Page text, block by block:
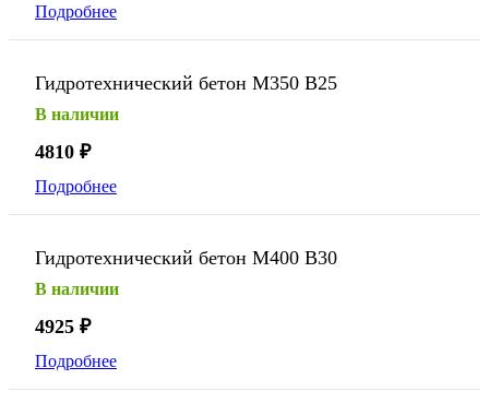
Подробнее
Гидротехнический бетон М350 В25
В наличии
4810 ₽
Подробнее
Гидротехнический бетон М400 В30
В наличии
4925 ₽
Подробнее